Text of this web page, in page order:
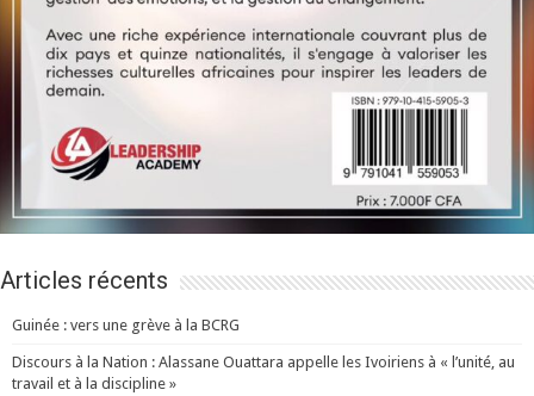
Articles récents
Guinée : vers une grève à la BCRG
Discours à la Nation : Alassane Ouattara appelle les Ivoiriens à « l’unité, au
travail et à la discipline »